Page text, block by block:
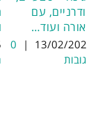
מודרניים, עם
תאורה ועוד…
13/02/2025
|
0
תגובות